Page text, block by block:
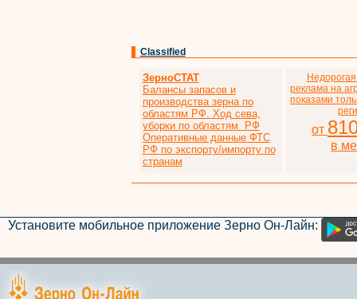
Classified
ЗерноСТАТ
Балансы запасов и
производства зерна по
областям РФ. Ход сева,
уборки по областям РФ
Оперативные данные ФТС
РФ по экспорту/импорту по
странам
реклама на
показами
от
в
Установите мобильное приложение Зерно Он-Лайн: